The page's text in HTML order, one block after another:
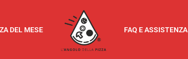
DEL MESE FAQ E ASSISTENZA